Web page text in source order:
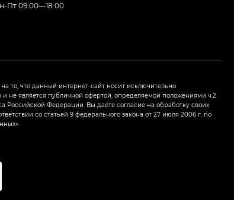
Пт 09:00—18:00
то, что данный интернет-сайт носит исключительно
не является публичной офертой, определяемой положениями ч.2
Российской Федерации. Вы даете согласие на обработку своих
со статьей 9 федерального закона от 27 июля 2006 г. nо